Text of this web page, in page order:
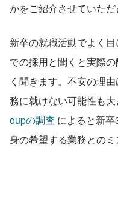
かをご紹介させていただ
新卒の就職活動でよく
での採用と聞くと実際
く聞きます。不安の理
務に就けない可能性も大
oupの調査 によると新
身の希望する業務とのミ